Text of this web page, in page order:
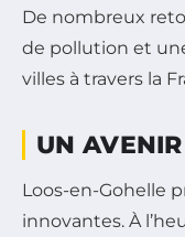
De nombreux
de pollution et
villes à travers la
UN
Loos-en-Gohelle
innovantes. À